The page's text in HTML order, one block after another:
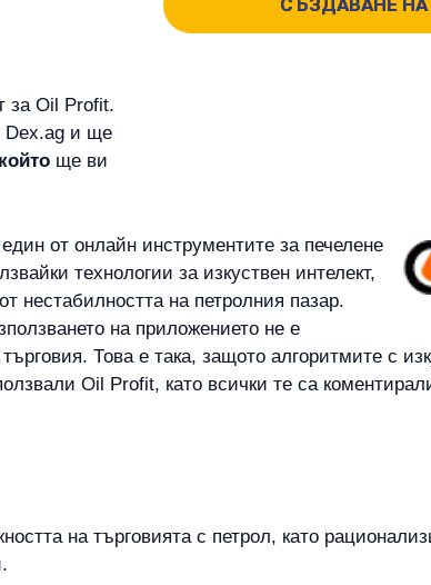
за Oil Profit.
Dex.ag и ще
ще ви
СЪЗДАВАНЕ НА
от онлайн инструментите за печелене
технологии за изкуствен интелект,
нестабилността на петролния пазар.
на приложението не е
Това е така, защото алгоритмите с
Oil Profit, като всички те са
на търговията с петрол, като